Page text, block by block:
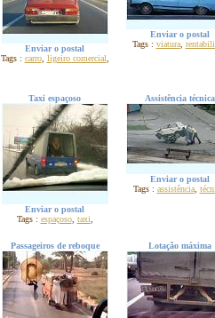
Enviar o postal
Tags : carro, ligeiro comercial
Enviar o postal
Tags : viatura,
Taxi espaçoso
Enviar o postal
Tags : espaçoso, taxi
Assistência técnica
Enviar o postal
Tags : assistência,
Passageiros de reboque Lotação máxima